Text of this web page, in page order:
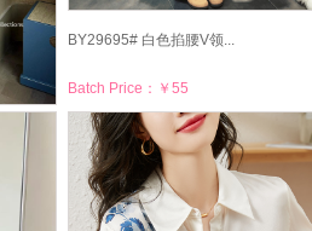
BY29695# 白色掐腰V领...
Batch Price： ￥55